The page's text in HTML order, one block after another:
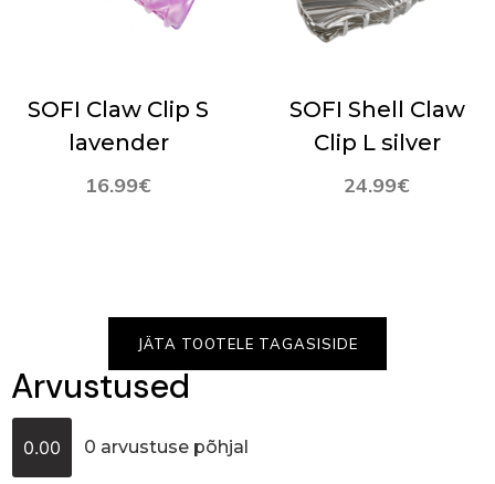
SOFI Claw Clip S
lavender
16.99€
SOFI Shell Claw
Clip L silver
24.99€
JÄTA TOOTELE TAGASISIDE
Arvustused
0.00 0 arvustuse põhjal